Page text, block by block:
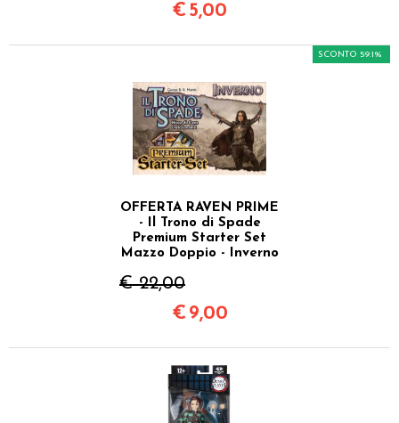
€ 5,00
OFFERTA RAVEN PRIME
- Il Trono di Spade
Premium Starter Set
Mazzo Doppio - Inverno
€ 22,00
SCONTO 59.1%
€ 9,00